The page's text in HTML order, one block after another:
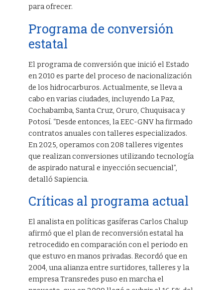
para ofrecer.
Programa de conversión
estatal
El programa de conversión que inició el Estado
en 2010 es parte del proceso de nacionalización
de los hidrocarburos. Actualmente, se lleva a
cabo en varias ciudades, incluyendo La Paz,
Cochabamba, Santa Cruz, Oruro, Chuquisaca y
Potosí. “Desde entonces, la EEC-GNV ha firmado
contratos anuales con talleres especializados.
En 2025, operamos con 208 talleres vigentes
que realizan conversiones utilizando tecnología
de aspirado natural e inyección secuencial”,
detalló Sapiencia.
Críticas al programa actual
El analista en políticas gasíferas Carlos Chalup
afirmó que el plan de reconversión estatal ha
retrocedido en comparación con el periodo en
que estuvo en manos privadas. Recordó que en
2004, una alianza entre surtidores, talleres y la
empresa Transredes puso en marcha el